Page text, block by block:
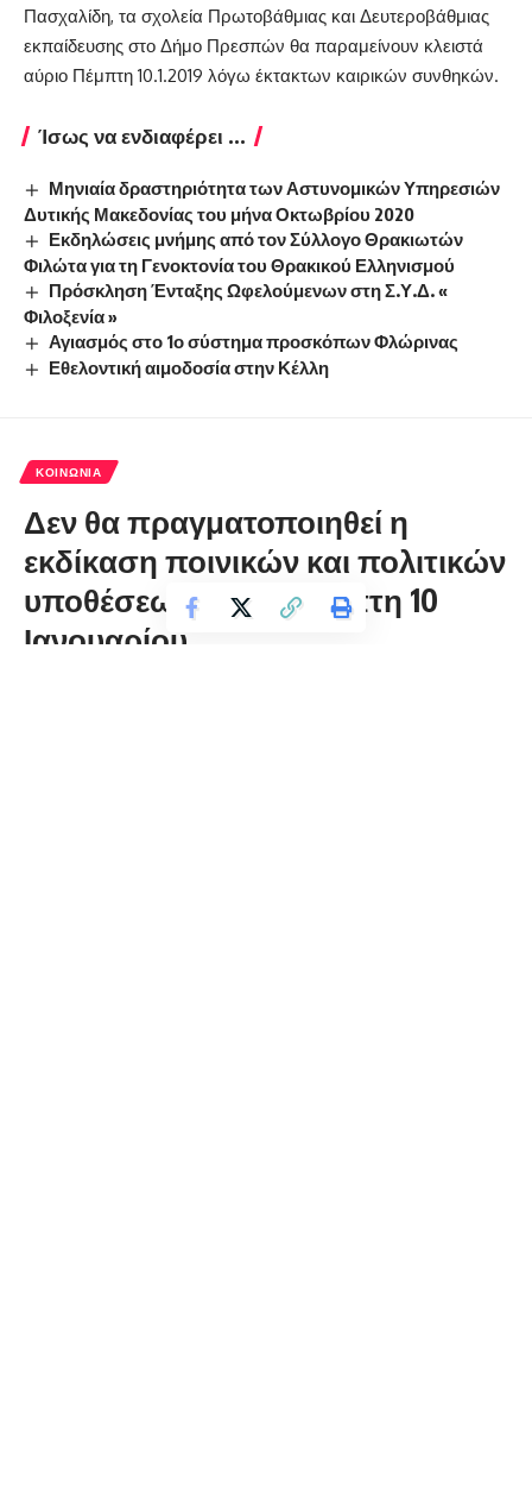
Πασχαλίδη, τα σχολεία Πρωτοβάθμιας και Δευτεροβάθμιας
εκπαίδευσης στο Δήμο Πρεσπών θα παραμείνουν κλειστά
αύριο Πέμπτη 10.1.2019 λόγω έκτακτων καιρικών συνθηκών.
Ίσως να ενδιαφέρει ...
Μηνιαία δραστηριότητα των Αστυνομικών Υπηρεσιών
Δυτικής Μακεδονίας του μήνα Οκτωβρίου 2020
Εκδηλώσεις μνήμης από τον Σύλλογο Θρακιωτών
Φιλώτα για τη Γενοκτονία του Θρακικού Ελληνισμού
Πρόσκληση Ένταξης Ωφελούμενων στη Σ.Υ.Δ. «
Φιλοξενία »
Αγιασμός στο 1ο σύστημα προσκόπων Φλώρινας
Εθελοντική αιμοδοσία στην Κέλλη
ΚΟΙΝΩΝΊΑ
Δεν θα πραγματοποιηθεί η
εκδίκαση ποινικών και πολιτικών
υποθέσεων αύριο Πέμπτη 10
Ιανουαρίου